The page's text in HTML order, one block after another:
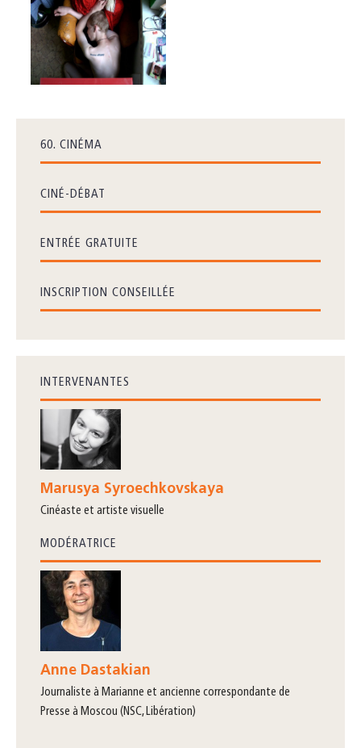
60. CINÉMA
CINÉ-DÉBAT
ENTRÉE GRATUITE
INSCRIPTION CONSEILLÉE
INTERVENANTES
Marusya Syroechkovskaya
cinéaste et artiste visuelle
MODÉRATRICE
Anne Dastakian
journaliste à Marianne et ancienne correspondante de
Presse à Moscou (NSC, Libération)